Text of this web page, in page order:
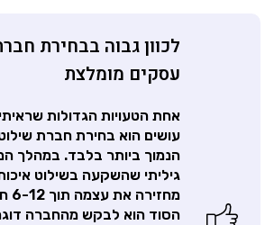
לכוון גבוה בבחירת
עסקים מומלצת
אחת הטעויות הגדולות
עושים הוא בחירת חברת
הנמוך ביותר בלבד. במהלך
גיליתי שהשקעה בשילוט
הסוד הוא לבקש מהחברה